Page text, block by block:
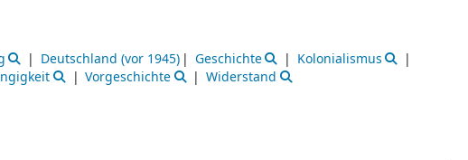
Deutschland (vor 1945) Geschichte
Kolonialismus
Vorgeschichte
Widerstand